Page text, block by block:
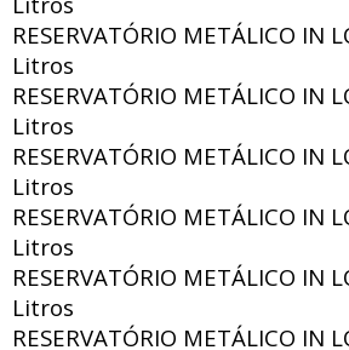
RESERVATÓRIO METÁLICO IN
Litros
RESERVATÓRIO METÁLICO IN
Litros
RESERVATÓRIO METÁLICO IN
Litros
RESERVATÓRIO METÁLICO IN
Litros
RESERVATÓRIO METÁLICO IN
Litros
RESERVATÓRIO METÁLICO IN